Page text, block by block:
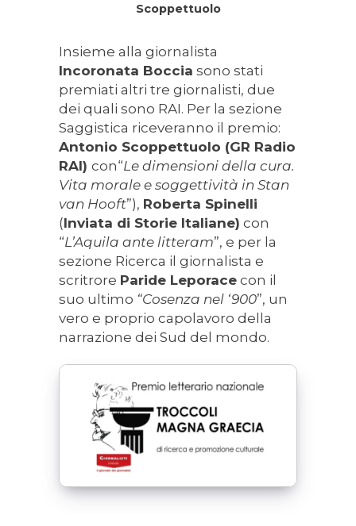
Scoppettuolo
Insieme alla giornalista
Incoronata Boccia sono stati
premiati altri tre giornalisti, due
dei quali sono RAI. Per la sezione
Saggistica riceveranno il premio:
Antonio Scoppettuolo (GR Radio
RAI) con“Le dimensioni della cura.
Vita morale e soggettività in Stan
van Hooft”), Roberta Spinelli
(Inviata di Storie Italiane) con
“L’Aquila ante litteram”, e per la
sezione Ricerca il giornalista e
scritrore Paride Leporace con il
suo ultimo “Cosenza nel ‘900”, un
vero e proprio capolavoro della
narrazione dei Sud del mondo.